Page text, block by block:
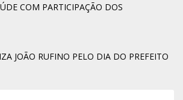
COM PARTICIPAÇÃO DOS
JOÃO RUFINO PELO DIA DO PREFEITO